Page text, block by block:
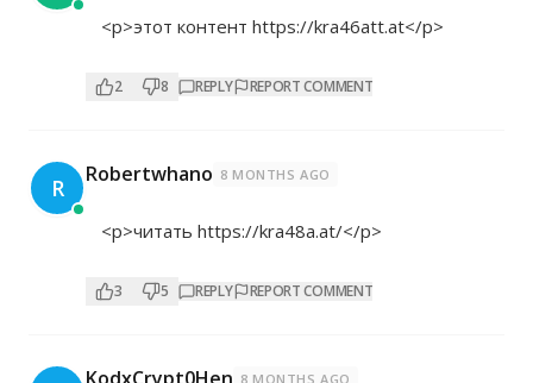
<p>этот контент https://kra46att.at</p>
2 8 REPLY REPORT COMMENT
R Robertwhano 8 MONTHS AGO
<p>читать https://kra48a.at/</p>
3 5 REPLY REPORT COMMENT
8 MONTHS AGO